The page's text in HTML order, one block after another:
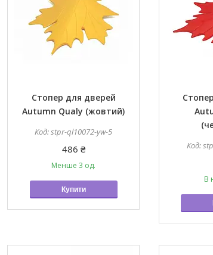
Стопер для дверей
Autumn Qualy (жовтий)
stpr-ql10072-yw-5
486 ₴
Менше 3 од.
Купити
В